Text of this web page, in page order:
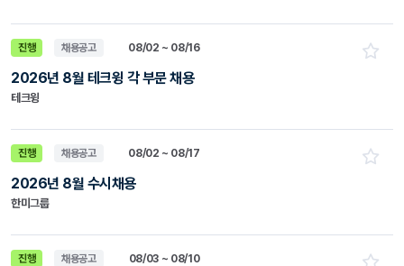
진행 채용공고
테크윙
2026년 8월 테크윙 각 부문 채용
08/02 ~ 08/16
진행 채용공고
한미그룹
2026년 8월 수시채용
08/02 ~ 08/17
진행 채용공고 08/03 ~ 08/10